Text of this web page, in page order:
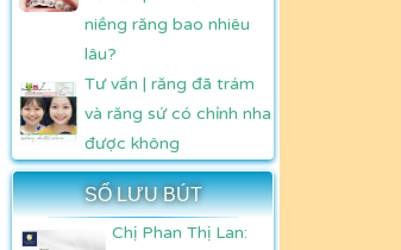
niềng răng bao nhiêu
lâu?
Tư vấn | răng đã trám
và răng sứ có chỉnh nha
được không
SỔ LƯU BÚT
Chị Phan Thị Lan: